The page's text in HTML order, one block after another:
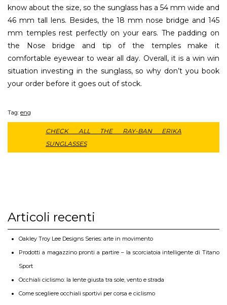
know about the size, so the sunglass has a 54 mm wide and
46 mm tall lens. Besides, the 18 mm nose bridge and 145
mm temples rest perfectly on your ears. The padding on
the Nose bridge and tip of the temples make it
comfortable eyewear to wear all day. Overall, it is a win win
situation investing in the sunglass, so why don’t you book
your order before it goes out of stock.
Tag: eng
CHECK ALL THE RAY-BAN ERIKA
SUNGLASSES
Articoli recenti
Oakley Troy Lee Designs Series: arte in movimento
Prodotti a magazzino pronti a partire – la scorciatoia intelligente di Titano
Sport
Occhiali ciclismo: la lente giusta tra sole, vento e strada
Come scegliere occhiali sportivi per corsa e ciclismo